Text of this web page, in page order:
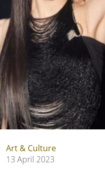
Art & Culture
13 April 2023